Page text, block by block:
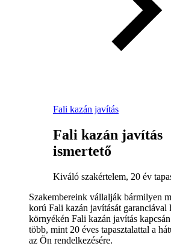
Fali kazán javítás
Fali kazán javítás
ismertető
Kiváló szakértelem, 20 év
Szakembereink vállalják bármilyen
korú Fali kazán javítását garanciával
környékén Fali kazán javítás
több, mint 20 éves tapasztalattal a
az Ön rendelkezésére.